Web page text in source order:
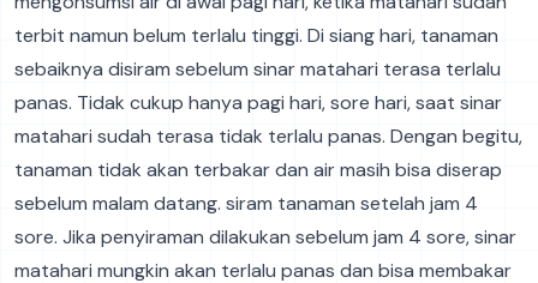
terbit namun belum terlalu tinggi. Di siang hari, tanaman
sebaiknya disiram sebelum sinar matahari terasa terlalu
panas. Tidak cukup hanya pagi hari, sore hari, saat sinar
matahari sudah terasa tidak terlalu panas. Dengan begitu,
tanaman tidak akan terbakar dan air masih bisa diserap
sebelum malam datang. siram tanaman setelah jam 4
sore. Jika penyiraman dilakukan sebelum jam 4 sore, sinar
matahari mungkin akan terlalu panas dan bisa membakar